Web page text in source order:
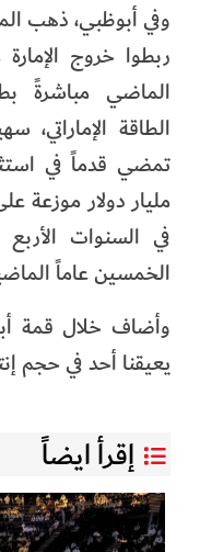
وفي أبوظبي، ذهب
ربطوا خروج
الماضي مباشرةً
الطاقة الإماراتي،
في السنوات
الخمسين عاماً
وأضاف خلال قمة
يعيقنا أحد في حجم
إقرأ ايضاً